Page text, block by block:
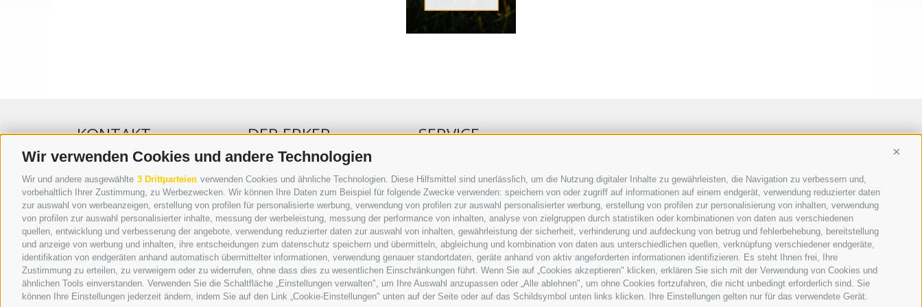
Wir verwenden Cookies und andere Technologien
Wir und andere ausgewählte 3 Drittparteien verwenden Cookies und ähnliche Technologien. Diese Hilfsmittel sind unerlässlich, um die Nutzung digitaler Inhalte zu gewährleisten, die Navigation zu verbessern und,
vorbehaltlich Ihrer Zustimmung, zu Werbezwecken. Wir können Ihre Daten zum Beispiel für folgende Zwecke verwenden: speichern von oder zugriff auf informationen auf einem endgerät, verwendung reduzierter daten
zur auswahl von werbeanzeigen, erstellung von profilen für personalisierte werbung, verwendung von profilen zur auswahl personalisierter werbung, erstellung von profilen zur personalisierung von inhalten, verwendung
von profilen zur auswahl personalisierter inhalte, messung der werbeleistung, messung der performance von inhalten, analyse von zielgruppen durch statistiken oder kombinationen von daten aus verschiedenen
quellen, entwicklung und verbesserung der angebote, verwendung reduzierter daten zur auswahl von inhalten, gewährleistung der sicherheit, verhinderung und aufdeckung von betrug und fehlerbehebung, bereitstellung
und anzeige von werbung und inhalten, ihre entscheidungen zum datenschutz speichern und übermitteln, abgleichung und kombination von daten aus unterschiedlichen quellen, verknüpfung verschiedener endgeräte,
identifikation von endgeräten anhand automatisch übermittelter informationen, verwendung genauer standortdaten, geräte anhand von aktiv angeforderten informationen identifizieren. Es steht Ihnen frei, Ihre
Zustimmung zu erteilen, zu verweigern oder zu widerrufen, ohne dass dies zu wesentlichen Einschränkungen führt. Wenn Sie auf „Cookies akzeptieren" klicken, erklären Sie sich mit der Verwendung von Cookies und
ähnlichen Tools einverstanden. Verwenden Sie die Schaltfläche „Einstellungen verwalten", um Ihre Auswahl anzupassen oder „Alle ablehnen", um ohne Cookies fortzufahren, die nicht unbedingt erforderlich sind. Sie
können Ihre Einstellungen jederzeit ändern, indem Sie auf den Link „Cookie-Einstellungen" unten auf der Seite oder auf das Schildsymbol unten links klicken. Ihre Einstellungen gelten nur für das verwendete Gerät.
KONTAKT
WIPP-MEDIA GMBH
DER ERKER
NEUSTADT 20A
I-39049 STERZING
TEL.: +39 0472 766876
GRAFIK@DERERKER.IT
INFO@DERERKER.IT
BARBARA.FONTANA@DERERKER.IT
DER ERKER
WERBEN IM ERKER
ONLINE-WERBUNG
SEPA-DAUERAUFTRAG
REGELN LESERKOMMENTARE
ONLINE VOTING
SERVICE
VERANSTALTUNGSKALENDER
KLEINANZEIGER
NÜTZLICHE LINKS
WETTER
WEBCAM
VIDEOS
TRAUER